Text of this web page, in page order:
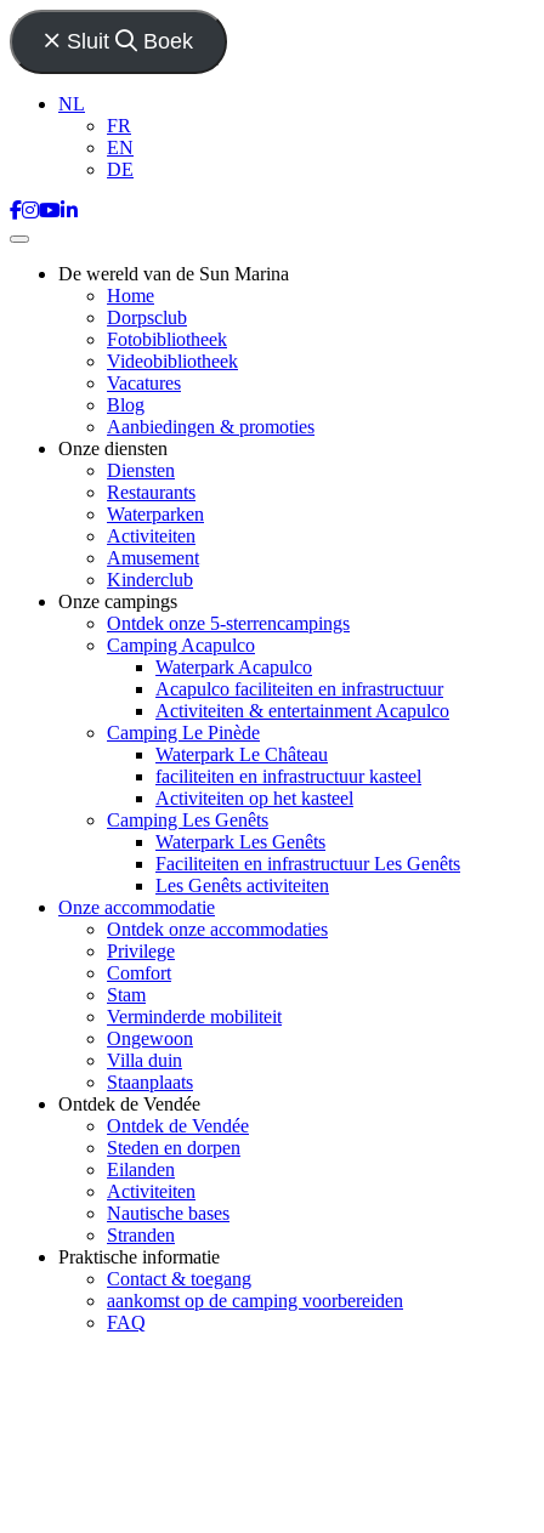
Sluit Boek
NL
FR
EN
DE
De wereld van de Sun Marina
Home
Dorpsclub
Fotobibliotheek
Videobibliotheek
Vacatures
Blog
Aanbiedingen & promoties
Onze diensten
Diensten
Restaurants
Waterparken
Activiteiten
Amusement
Kinderclub
Onze campings
Ontdek onze 5-sterrencampings
Camping Acapulco
Waterpark Acapulco
Acapulco faciliteiten en infrastructuur
Activiteiten & entertainment Acapulco
Camping Le Pinède
Waterpark Le Château
faciliteiten en infrastructuur kasteel
Activiteiten op het kasteel
Camping Les Genêts
Waterpark Les Genêts
Faciliteiten en infrastructuur Les Genêts
Les Genêts activiteiten
Onze accommodatie
Ontdek onze accommodaties
Privilege
Comfort
Stam
Verminderde mobiliteit
Ongewoon
Villa duin
Staanplaats
Ontdek de Vendée
Ontdek de Vendée
Steden en dorpen
Eilanden
Activiteiten
Nautische bases
Stranden
Praktische informatie
Contact & toegang
aankomst op de camping voorbereiden
FAQ